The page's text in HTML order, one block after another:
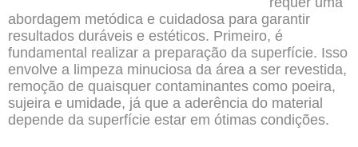
abordagem metódica e cuidadosa para garantir
resultados duráveis e estéticos. Primeiro, é
fundamental realizar a preparação da superfície. Isso
envolve a limpeza minuciosa da área a ser revestida,
remoção de quaisquer contaminantes como poeira,
sujeira e umidade, já que a aderência do material
depende da superfície estar em ótimas condições.